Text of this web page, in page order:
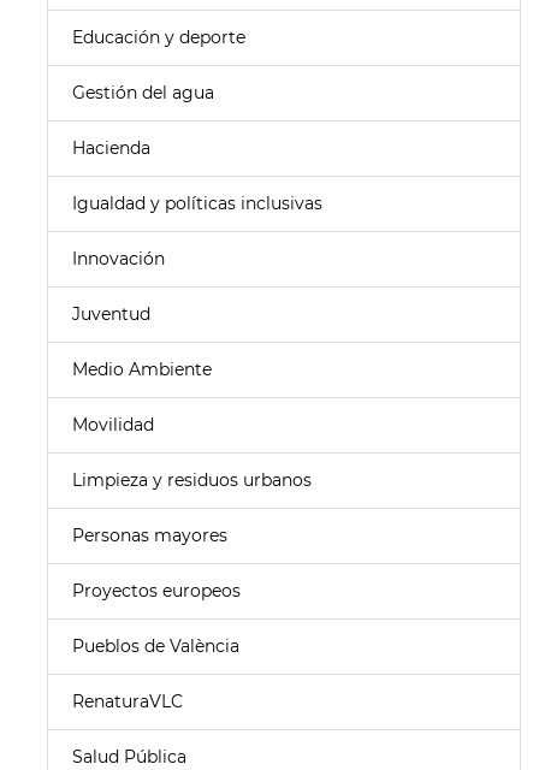
Educación y deporte
Gestión del agua
Hacienda
Igualdad y políticas inclusivas
Innovación
Juventud
Medio Ambiente
Movilidad
Limpieza y residuos urbanos
Personas mayores
Proyectos europeos
Pueblos de València
RenaturaVLC
Salud Pública